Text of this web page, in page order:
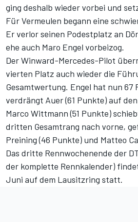
ging deshalb wieder vorbei und
Für Vermeulen begann eine
Er verlor seinen Podestplatz an
ehe auch Maro Engel vorbeizog.
Der Winward-Mercedes-Pilot
vierten Platz auch wieder die
Gesamtwertung. Engel hat nun 67
verdrängt Auer (61 Punkte) auf
Marco Wittmann (51 Punkte)
dritten Gesamtrang nach vorne,
Preining (46 Punkte) und Matteo
Das dritte Rennwochenende der
der komplette Rennkalender)
Juni auf dem Lausitzring statt.